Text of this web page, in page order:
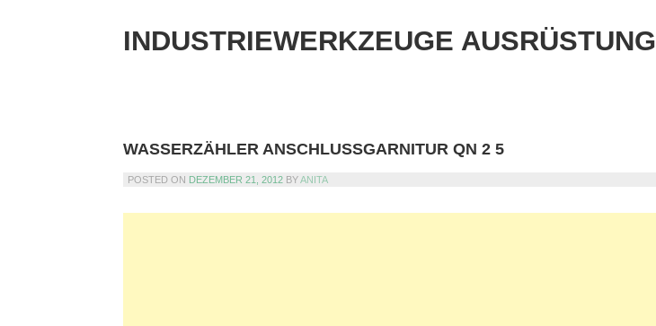
INDUSTRIEWERKZEUGE AUSRÜSTUNG
WASSERZÄHLER ANSCHLUSSGARNITUR QN 2 5
POSTED ON DEZEMBER 21, 2012 BYANITA